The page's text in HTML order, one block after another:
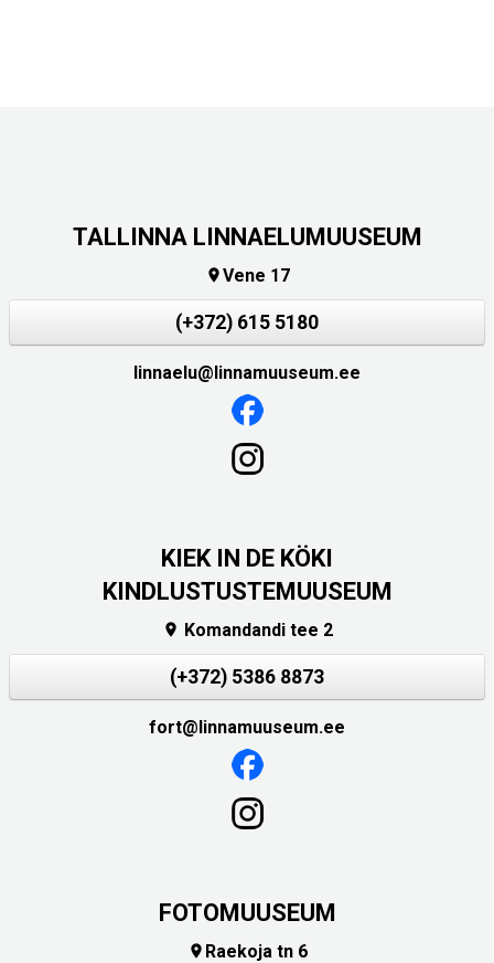
TALLINNA LINNAELUMUUSEUM
Vene 17
(+372) 615 5180
linnaelu@linnamuuseum.ee
KIEK IN DE KÖKI
KINDLUSTUSTEMUUSEUM
 Komandandi tee 2
(+372) 5386 8873
fort@linnamuuseum.ee
FOTOMUUSEUM
 Raekoja tn 6